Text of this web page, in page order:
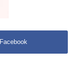
Facebook